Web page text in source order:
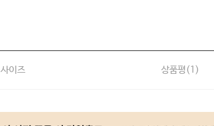
사이즈 상품평(1 )